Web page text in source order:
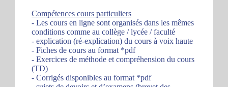
Compétences cours particuliers
- Les cours en ligne sont organisés dans les mêmes
conditions comme au collège / lycée / faculté
- explication (ré-explication) du cours à voix haute
- Fiches de cours au format *pdf
- Exercices de méthode et compréhension du cours
(TD)
- Corrigés disponibles au format *pdf